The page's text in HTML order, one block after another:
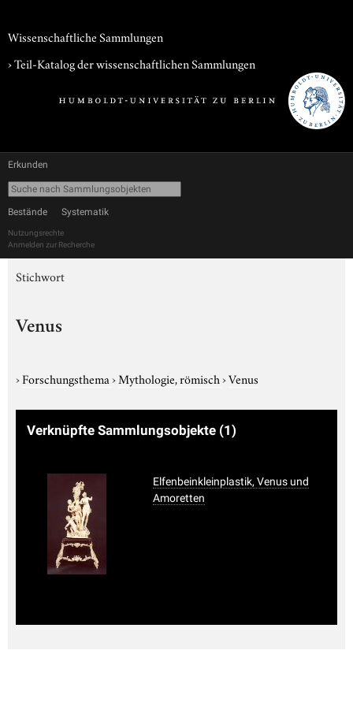
Wissenschaftliche Sammlungen
› Teil-Katalog der wissenschaftlichen Sammlungen
Erkunden
Bestände Systematik
Nutzungsrechte
Anmelden zur Recherche
Stichwort
Venus
›Forschungsthema›Mythologie, römisch›Venus
Verknüpfte Sammlungsobjekte (1)
Elfenbeinkleinplastik, Venus und
Amoretten